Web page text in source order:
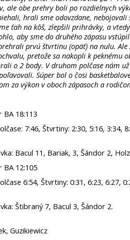
ale obe prehry boli po rozdielnych
hrali sme odovzdane,
ťah na kôš, zlepšili prihrávky, a
aby sme do druhého zápasu
prvú štvrtinu (opäť) na nulu.
pretože sa nakopli k peknému
o 2 body. V druhom polčase nám
Súper bol o čosi
za výkon v oboch zápasoch a
BA 18:113
7:46, Štvrtiny: 2:30, 5:16, 3:34,
Bacul 11, Bariak, 3, Šándor 2,
BA 12:105
6:54, Štvrtiny: 0:31, 6:23, 6:27,
Štibraný 7, Bacul 3, Šándor 2.
Guzikiewicz